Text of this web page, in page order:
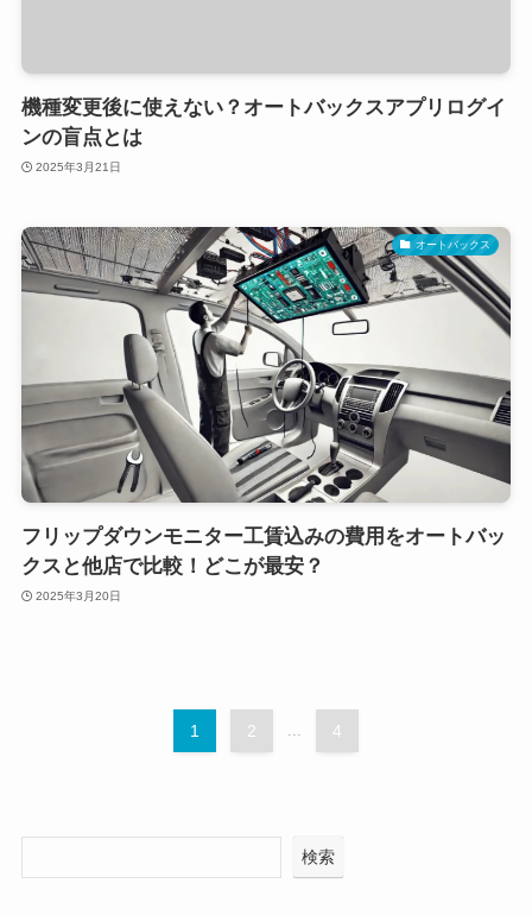
機種変更後に使えない？オートバックスアプリログイ
ンの盲点とは
2025年3月21日
オートバックス
フリップダウンモニター工賃込みの費用をオートバッ
クスと他店で比較！どこが最安？
2025年3月20日
1 2 ... 4
検索